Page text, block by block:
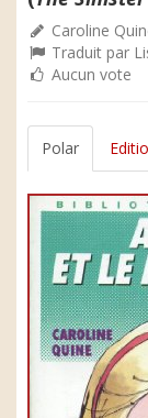
Caroline
Traduit par
Aucun vote
Polar